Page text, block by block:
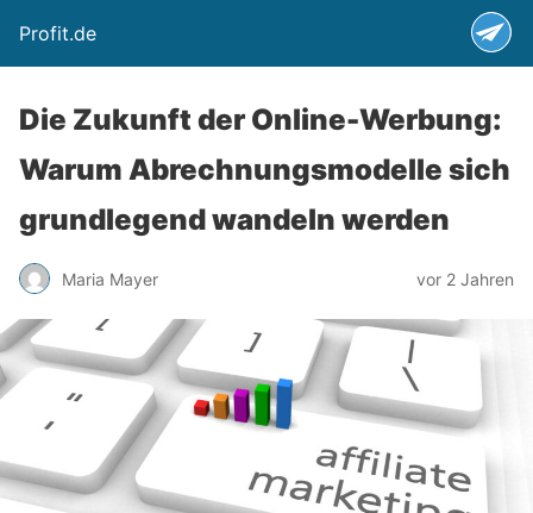
Profit.de
Die Zukunft der Online-Werbung:
Warum Abrechnungsmodelle sich
grundlegend wandeln werden
Maria Mayer vor 2 Jahren